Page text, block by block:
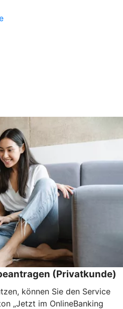
(Privatkunde)
können Sie den Service
„Jetzt im OnlineBanking